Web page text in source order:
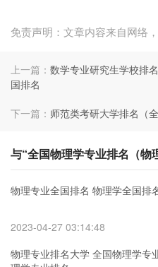
免责声明：文章内容来自网络
上一篇： 数学专业研究生学校排
国排名
下一篇： 师范类考研大学排名（
与“全国物理学专业排名（物
物理专业全国排名 物理学全国排
2023-04-27 03:14:48
物理专业排名大学 全国物理学专